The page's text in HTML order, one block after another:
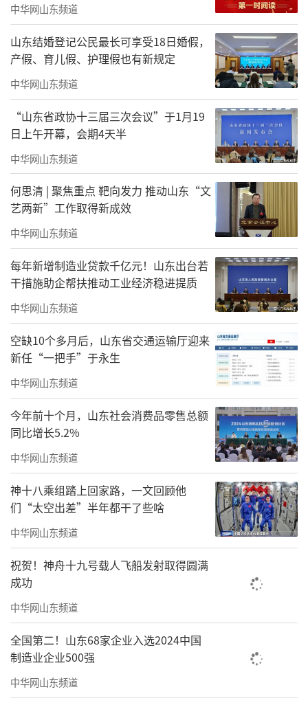
艺韵铸魂，薪火相传。本次艺术党课以美育
人、以文化人、以乐润心，让红色教
育“声”入人心，党员教师们从红色旋律中汲
取了精神力量，将党性提升内化为立德树人、
潜心治学的行动自觉，为学院进一步深化思政
美育融合注入了新动能。
（来源：山东国际艺术文化站）
责任编辑：周龙
中华网山东频道
山东结婚登记公民最长可享受18日婚假，
产假、育儿假、护理假也有新规定
中华网山东频道
“山东省政协十三届三次会议”于1月19
日上午开幕，会期4天半
中华网山东频道
何思清 | 聚焦重点 靶向发力 推动山东“文
艺两新”工作取得新成效
中华网山东频道
每年新增制造业贷款千亿元！山东出台若
干措施助企帮扶推动工业经济稳进提质
中华网山东频道
空缺10个多月后，山东省交通运输厅迎来
新任“一把手”于永生
中华网山东频道
今年前十个月，山东社会消费品零售总额
同比增长5.2%
中华网山东频道
神十八乘组踏上回家路，一文回顾他
们“太空出差”半年都干了些啥
中华网山东频道
祝贺！神舟十九号载人飞船发射取得圆满
成功
中华网山东频道
全国第二！山东68家企业入选2024中国
制造业企业500强
中华网山东频道